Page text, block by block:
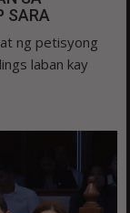
SARA
ng petisyong
laban kay